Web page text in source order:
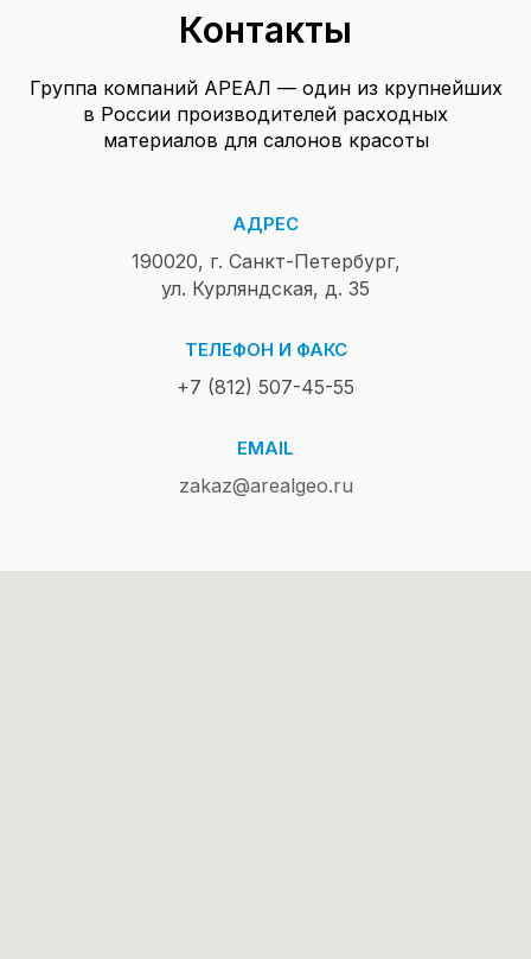
Контакты
Группа компаний АРЕАЛ — один из крупнейших
в России производителей расходных
материалов для салонов красоты
АДРЕС
190020, г. Санкт-Петербург,
ул. Курляндская, д. 35
ТЕЛЕФОН И ФАКС
+7 (812) 507-45-55
EMAIL
zakaz@arealgeo.ru